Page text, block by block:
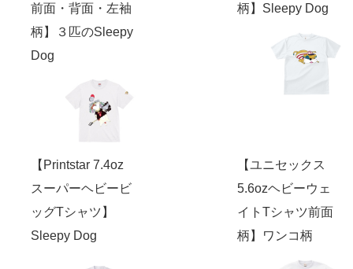
前面・背面・左袖
柄】３匹のSleepy
Dog
柄】Sleepy Dog
【Printstar 7.4oz
スーパーヘビービ
ッグTシャツ】
Sleepy Dog
【ユニセックス
5.6ozヘビーウェ
イトTシャツ前面
柄】ワンコ柄